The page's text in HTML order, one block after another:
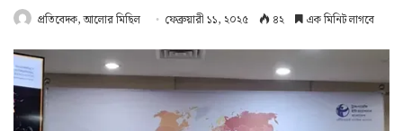
প্রতিবেদক, আলোর মিছিল ফেব্রুয়ারী ১১, ২০২৫ ৪২ এক মিনিট লাগবে